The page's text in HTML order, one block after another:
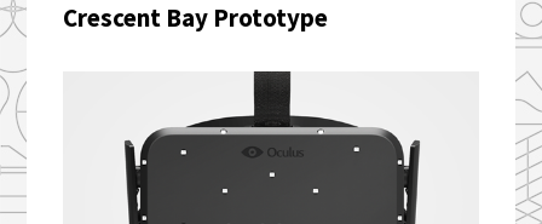
Crescent Bay Prototype